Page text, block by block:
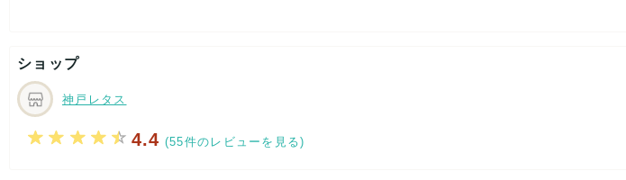
ショップ
神戸レタス
4.4 (55件のレビューを見る)